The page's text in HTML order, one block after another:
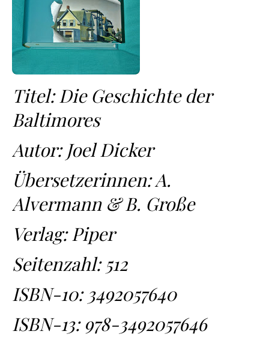
Titel: Die Geschichte der
Baltimores
Autor: Joel Dicker
Übersetzerinnen: A.
Alvermann & B. Große
Verlag: Piper
Seitenzahl: 512
ISBN-10: 3492057640
ISBN-13: 978-3492057646